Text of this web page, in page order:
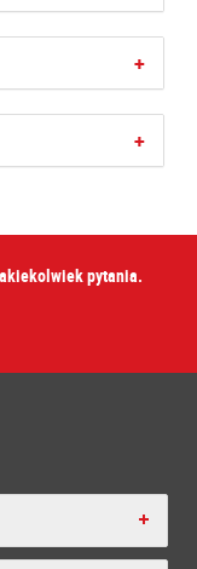
+
+
pytania.